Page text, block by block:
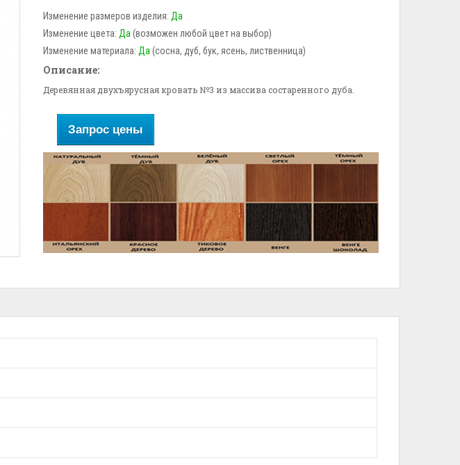
Изменение размеров изделия: Да
Изменение цвета: Да (возможен любой цвет на выбор)
Изменение материала: Да (сосна, дуб, бук, ясень, лиственница)
Описание:
Деревянная двухъярусная кровать №3 из массива состаренного дуба.
Запрос цены